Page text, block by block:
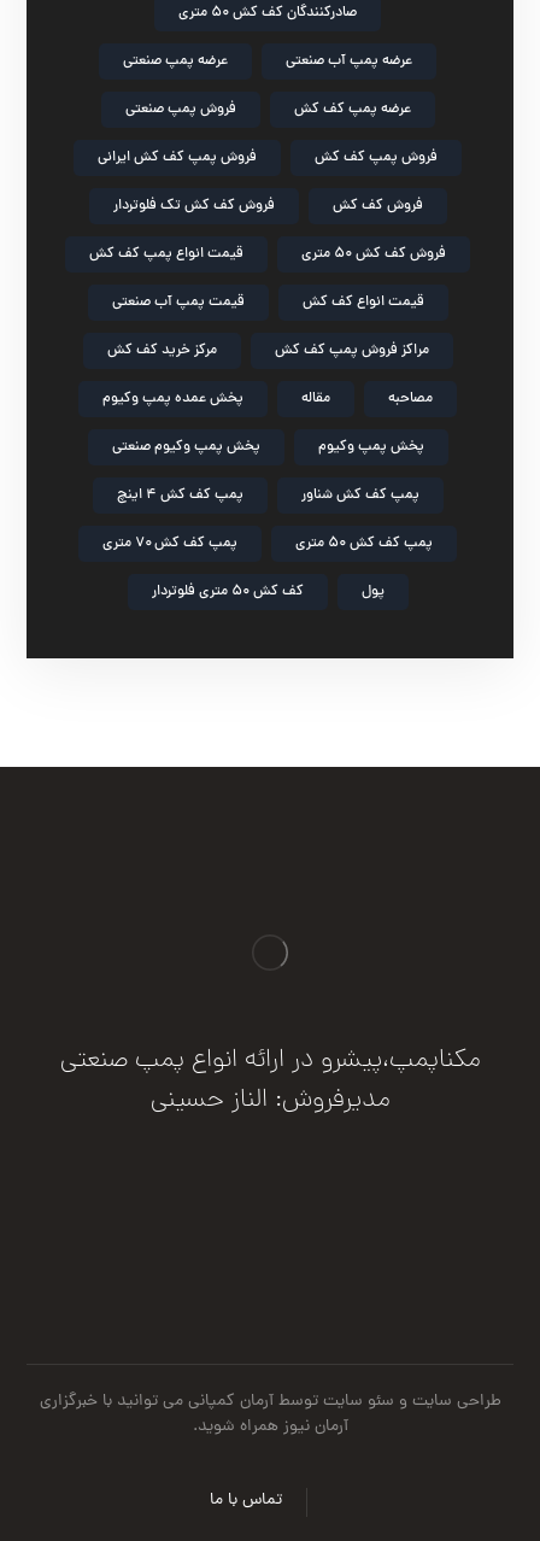
صادرکنندگان کف کش ۵۰ متری
عرضه پمپ آب صنعتی عرضه پمپ صنعتی
عرضه پمپ کف کش فروش پمپ صنعتی
فروش پمپ کف کش فروش پمپ کف کش ایرانی
فروش کف کش فروش کف کش تک فلوتردار
فروش کف کش ۵۰ متری قیمت انواع پمپ کف کش
قیمت انواع کف کش قیمت پمپ آب صنعتی
مراکز فروش پمپ کف کش مرکز خرید کف کش
مصاحبه مقاله پخش عمده پمپ وکیوم
پخش پمپ وکیوم پخش پمپ وکیوم صنعتی
پمپ کف کش شناور پمپ کف کش ۴ اینچ
پمپ کف کش ۵۰ متری پمپ کف کش ۷۰ متری
پول کف کش ۵۰ متری فلوتردار
مکناپمپ،پیشرو در ارائه انواع پمپ صنعتی
مدیرفروش: الناز حسینی
طراحی سایت و سئو سایتتوسط آرمان کمپانی می توانید باخبرگزاری
آرمان نیوز همراه شوید.
تماس با ما